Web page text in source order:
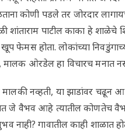
कोणी पडले तर जोरदार
पाटील काका हे शाळेचे
खूप फेमस होता. लोकांच्या
मालक ओरडेल हा विचारच मनात
मालकी नव्हती, या झाडांवर
जे वैभव आहे त्यातील कोणतेच
गावातील काही शाळात